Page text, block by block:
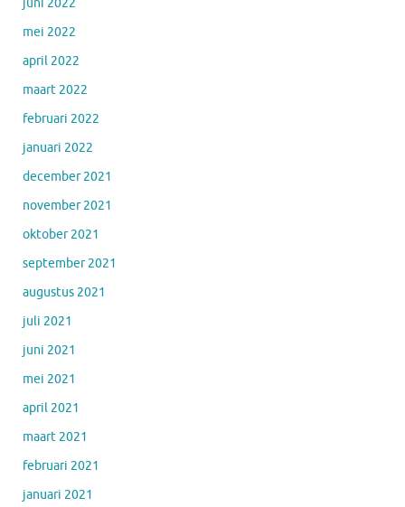
juni 2022
mei 2022
april 2022
maart 2022
februari 2022
januari 2022
december 2021
november 2021
oktober 2021
september 2021
augustus 2021
juli 2021
juni 2021
mei 2021
april 2021
maart 2021
februari 2021
januari 2021